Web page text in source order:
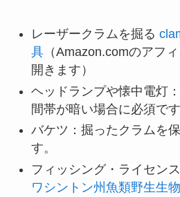
レーザークラムを掘る
具（Amazon.comのアフ
開きます）
ヘッドランプや懐中電灯
間帯が暗い場合に必須です
バケツ：掘ったクラムを
す。
フィッシング・ライセン
ワシントン州魚類野生生